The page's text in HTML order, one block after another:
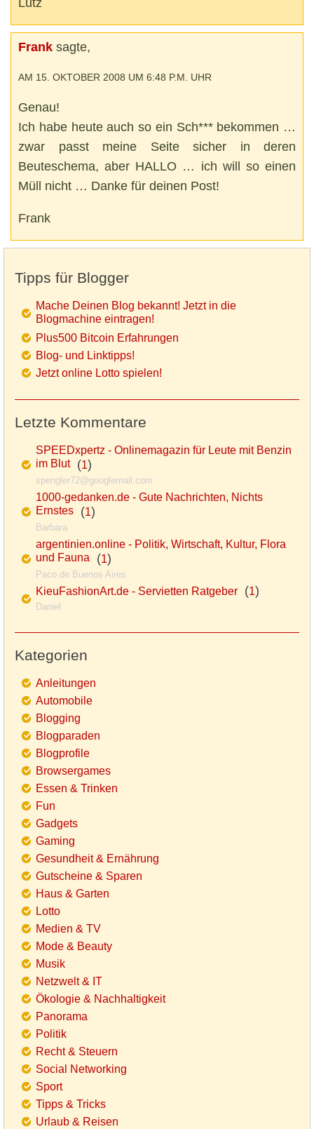
Frank sagte,
AM 15. OKTOBER 2008 UM 6:48 P.M. UHR
Genau!
Ich habe heute auch so ein Sch*** bekommen …
zwar passt meine Seite sicher in deren
Beuteschema, aber HALLO … ich will so einen
Müll nicht … Danke für deinen Post!
Frank
Tipps für Blogger
Mache Deinen Blog bekannt! Jetzt in die
Blogmachine eintragen!
Plus500 Bitcoin Erfahrungen
Blog- und Linktipps!
Jetzt online Lotto spielen!
Letzte Kommentare
SPEEDxpertz - Onlinemagazin für Leute mit Benzin
im Blut(1)
spengler72@googlemail.com
1000-gedanken.de - Gute Nachrichten, Nichts
Ernstes (1)
Barbara
argentinien.online - Politik, Wirtschaft, Kultur, Flora
und Fauna (1)
Paco de Buenos Aires
KieuFashionArt.de - Servietten Ratgeber (1)
Daniel
Kategorien
Anleitungen
Automobile
Blogging
Blogparaden
Blogprofile
Browsergames
Essen & Trinken
Fun
Gadgets
Gaming
Gesundheit & Ernährung
Gutscheine & Sparen
Haus & Garten
Lotto
Medien & TV
Mode & Beauty
Musik
Netzwelt & IT
Ökologie & Nachhaltigkeit
Panorama
Politik
Recht & Steuern
Social Networking
Sport
Tipps & Tricks
Urlaub & Reisen